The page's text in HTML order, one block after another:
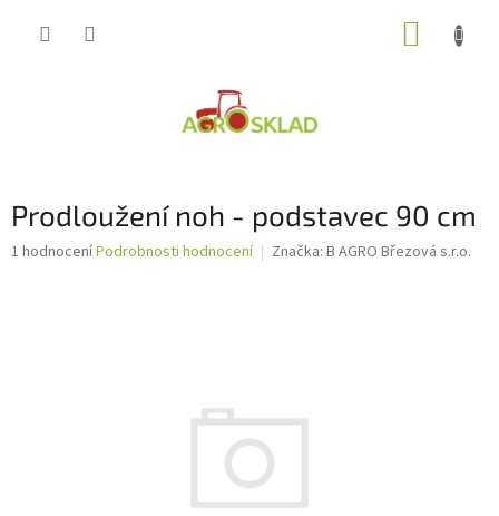
Prodloužení noh - podstavec 90 cm
Průměrné
1 hodnoceníPodrobnosti hodnocení Značka: B AGRO Březová s.r.o.